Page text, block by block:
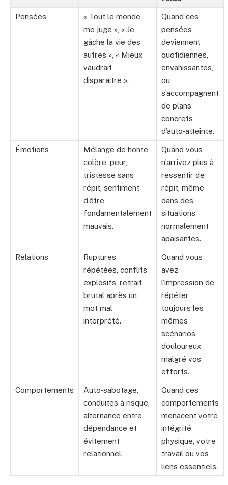
Pensées
« Tout le monde
me juge », « Je
gâche la vie des
autres », « Mieux
vaudrait
disparaître ».
Quand ces
pensées
deviennent
quotidiennes,
envahissantes,
ou
s’accompagnent
de plans
concrets
d’auto‑atteinte.
Émotions
Mélange de honte,
colère, peur,
tristesse sans
répit, sentiment
d’être
fondamentalement
mauvais.
Quand vous
n’arrivez plus à
ressentir de
répit, même
dans des
situations
normalement
apaisantes.
Relations
Ruptures
répétées, conflits
explosifs, retrait
brutal après un
mot mal
interprété.
Quand vous
avez
l’impression de
répéter
toujours les
mêmes
scénarios
douloureux
malgré vos
efforts.
Comportements
Auto‑sabotage,
conduites à risque,
alternance entre
dépendance et
évitement
relationnel.
Quand ces
comportements
menacent votre
intégrité
physique, votre
travail ou vos
liens essentiels.